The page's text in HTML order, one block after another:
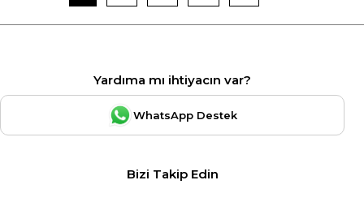
Yardıma mı ihtiyacın var?
WhatsApp Destek
Bizi Takip Edin